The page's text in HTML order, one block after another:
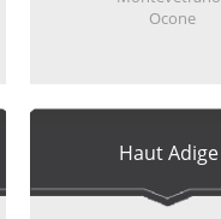
Ocone
Haut Adige